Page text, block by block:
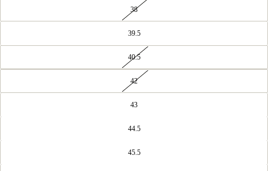
38
39.5
40.5
42
43
44.5
45.5